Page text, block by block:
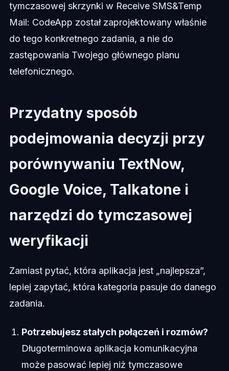
tymczasowej skrzynki w Receive SMS&Temp
Mail: CodeApp został zaprojektowany właśnie
do tego konkretnego zadania, a nie do
zastępowania Twojego głównego planu
telefonicznego.
Przydatny sposób
podejmowania decyzji przy
porównywaniu TextNow,
Google Voice, Talkatone i
narzędzi do tymczasowej
weryfikacji
Zamiast pytać, która aplikacja jest „najlepsza”,
lepiej zapytać, która kategoria pasuje do danego
zadania.
Potrzebujesz stałych połączeń i rozmów?
Długoterminowa aplikacja komunikacyjna
może pasować lepiej niż tymczasowe